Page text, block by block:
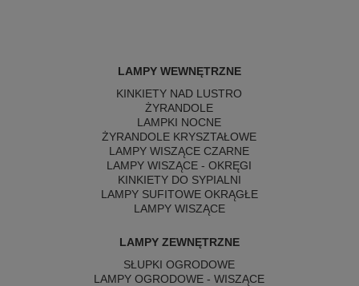
LAMPY WEWNĘTRZNE
KINKIETY NAD LUSTRO
ŻYRANDOLE
LAMPKI NOCNE
ŻYRANDOLE KRYSZTAŁOWE
LAMPY WISZĄCE CZARNE
LAMPY WISZĄCE - OKRĘGI
KINKIETY DO SYPIALNI
LAMPY SUFITOWE OKRĄGŁE
LAMPY WISZĄCE
LAMPY ZEWNĘTRZNE
SŁUPKI OGRODOWE
LAMPY OGRODOWE - WISZĄCE